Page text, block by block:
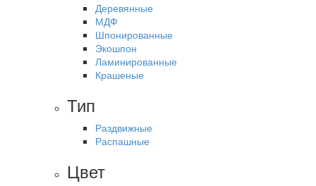
Деревянные
МДФ
Шпонированные
Экошпон
Ламинированные
Крашеные
Тип
Раздвижные
Распашные
Цвет